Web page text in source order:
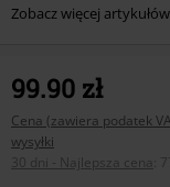
Zobacz więcej
99.90 zł
Cena (zawiera podatek
wysyłki
30 dni - Najlepsza cena